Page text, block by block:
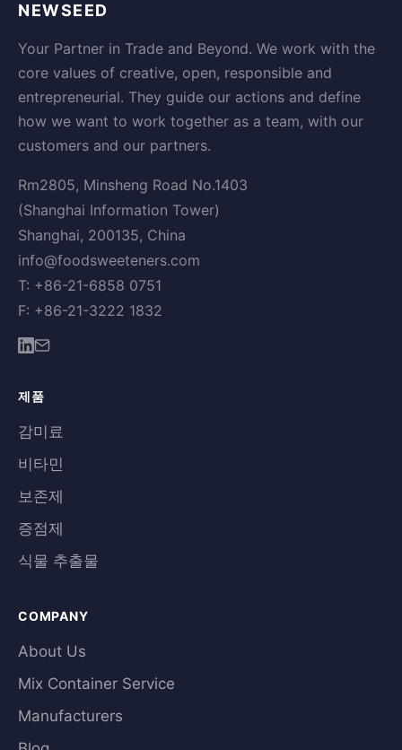
NEWSEED
Your Partner in Trade and Beyond. We work with the
core values of creative, open, responsible and
entrepreneurial. They guide our actions and define
how we want to work together as a team, with our
customers and our partners.
Rm2805, Minsheng Road No.1403
(Shanghai Information Tower)
Shanghai, 200135, China
info@foodsweeteners.com
T: +86-21-6858 0751
F: +86-21-3222 1832
제품
감미료
비타민
보존제
증점제
식물 추출물
COMPANY
About Us
Mix Container Service
Manufacturers